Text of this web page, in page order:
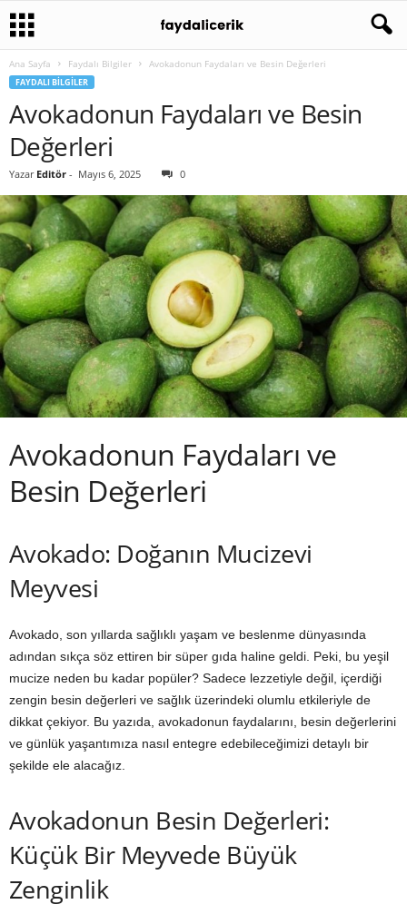
Ana Sayfa Faydalı Bilgiler Avokadonun Faydaları ve Besin Değerleri
FAYDALI BILGILER
Avokadonun Faydaları ve Besin
Değerleri
Yazar Editör - Mayıs 6, 2025 0
Avokadonun Faydaları ve
Besin Değerleri
Avokado: Doğanın Mucizevi
Meyvesi
Avokado, son yıllarda sağlıklı yaşam ve beslenme dünyasında
adından sıkça söz ettiren bir süper gıda haline geldi. Peki, bu yeşil
mucize neden bu kadar popüler? Sadece lezzetiyle değil, içerdiği
zengin besin değerleri ve sağlık üzerindeki olumlu etkileriyle de
dikkat çekiyor. Bu yazıda, avokadonun faydalarını, besin değerlerini
ve günlük yaşantımıza nasıl entegre edebileceğimizi detaylı bir
şekilde ele alacağız.
Avokadonun Besin Değerleri:
Küçük Bir Meyvede Büyük
Zenginlik